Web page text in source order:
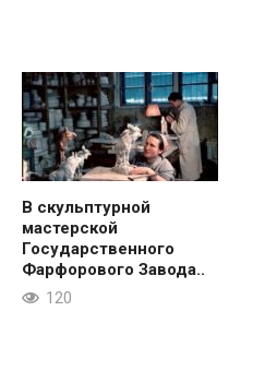
В скульптурной
мастерской
Государственного
Фарфорового Завода..
120